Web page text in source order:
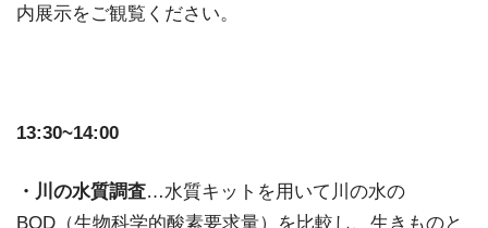
内展示をご観覧ください。
13:30~14:00
・川の水質調査…水質キットを用いて川の水の
BOD（生物科学的酸素要求量）を比較し、生きものと